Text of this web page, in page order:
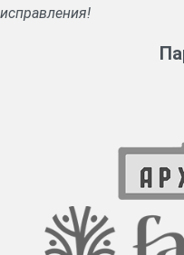
исправления!